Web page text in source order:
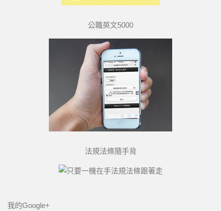
公職英文5000
法規法條隨手背
我的Google+